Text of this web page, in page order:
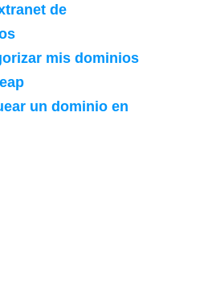
de
mis dominios
un dominio en